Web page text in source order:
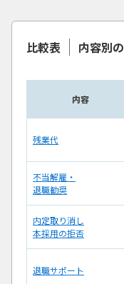
比較表 内容別
内容
残業代
不当解雇・
退職勧奨
内定取り消し
本採用の拒否
退職サポート